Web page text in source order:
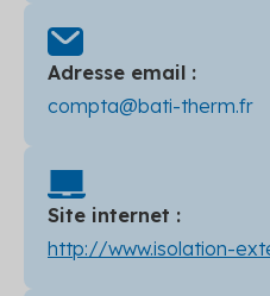
Adresse email :
compta@bati-therm.fr
Site internet :
http://www.isolation-